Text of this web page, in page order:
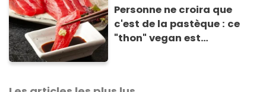
Personne ne croira que
c'est de la pastèque : ce
"thon" vegan est